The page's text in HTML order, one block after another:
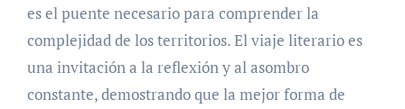
es el puente necesario para comprender la
complejidad de los territorios. El viaje literario es
una invitación a la reflexión y al asombro
constante, demostrando que la mejor forma de